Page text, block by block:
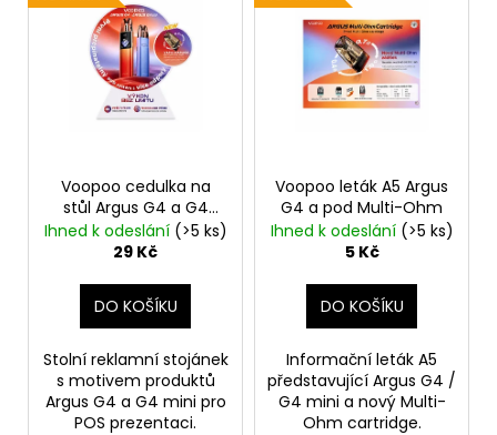
ý
Voopoo cedulka na
stůl Argus G4 a G4
mini
Ihned k odeslání (>5 ks)
29 Kč
DO KOŠÍKU
Stolní reklamní stojánek
s motivem produktů
Argus G4 a G4 mini pro
POS prezentaci.
Voopoo leták A5 Argus
G4 a pod Multi-Ohm
Ihned k odeslání (>5 ks)
5 Kč
DO KOŠÍKU
Informační leták A5
představující Argus G4 /
G4 mini a nový Multi-
Ohm cartridge.
ŽVÝKAČKA,
LIMONÁDA,
Původně: